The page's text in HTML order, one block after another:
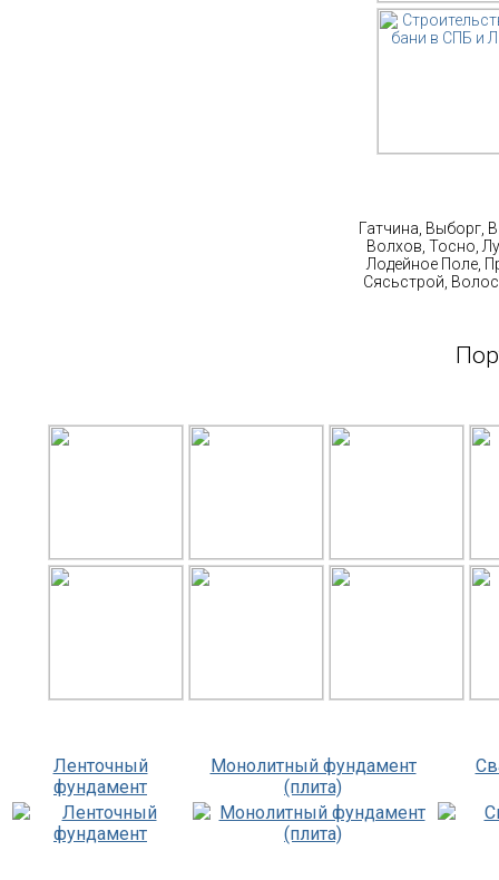
Гатчина, Выборг,
Волхов, Тосно,
Лодейное Поле,
Сясьстрой,
Ленточный
фундамент
Монолитный фундамент
(плита)